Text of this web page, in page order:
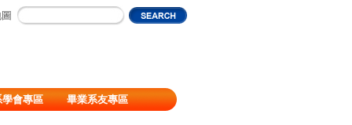
學會專區
畢業系友專區